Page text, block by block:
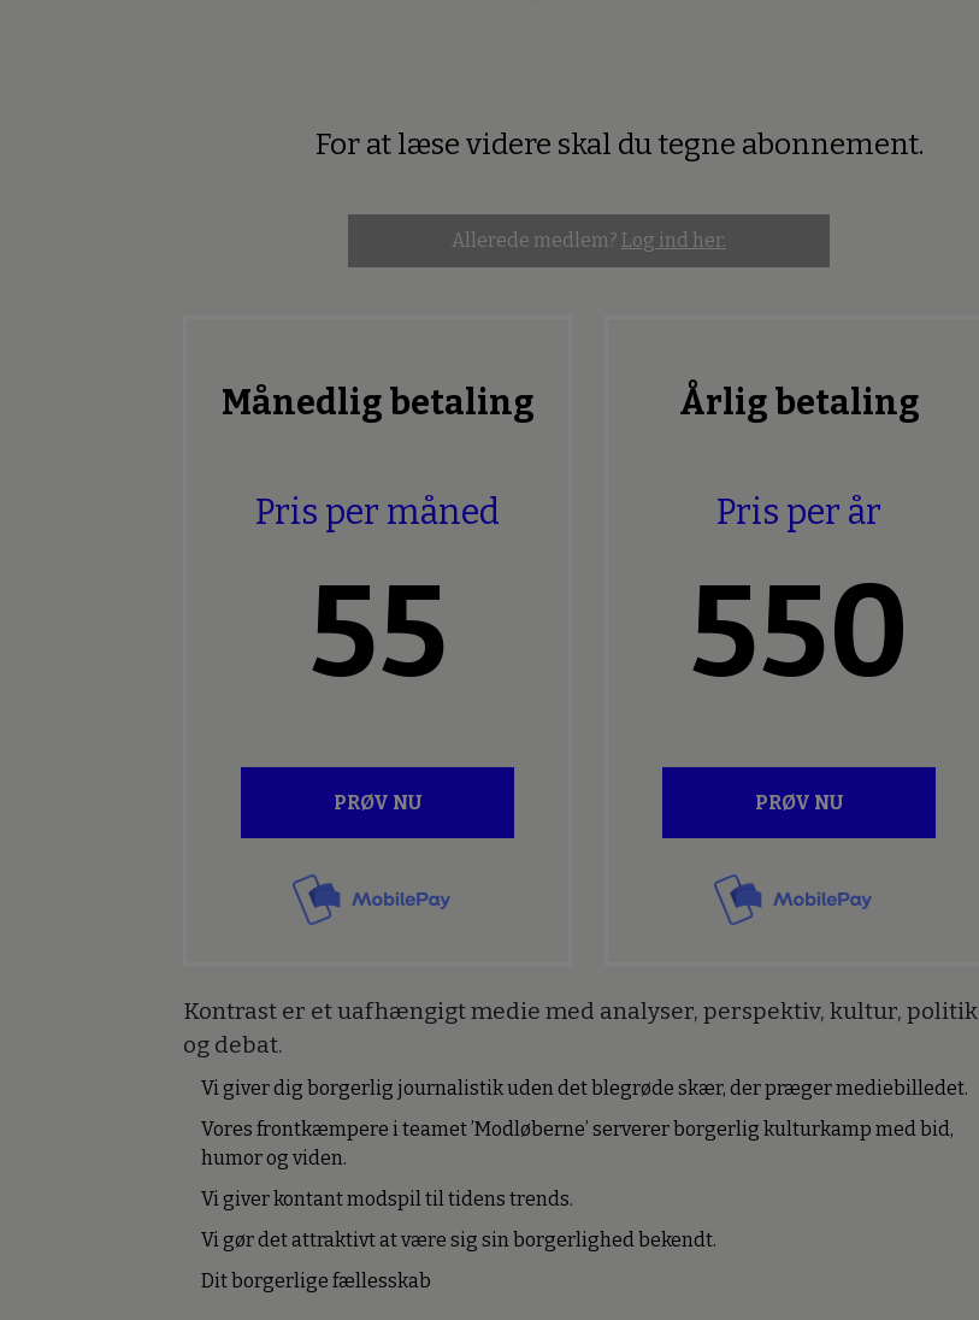
PremiumFor at læse videre skal du tegne abonnement.
Allerede medlem? Log ind her.
Månedlig betaling
Pris per måned
55
PRØV NU
Årlig betaling
Pris per år
550
PRØV NU
Kontrast er et uafhængigt medie med analyser, perspektiv, kultur, politik
og debat.
Vi giver dig borgerlig journalistik uden det blegrøde skær, der præger mediebilledet.
Vores frontkæmpere i teamet ’Modløberne’ serverer borgerlig kulturkamp med bid,
humor og viden.
Vi giver kontant modspil til tidens trends.
Vi gør det attraktivt at være sig sin borgerlighed bekendt.
Dit borgerlige fællesskab